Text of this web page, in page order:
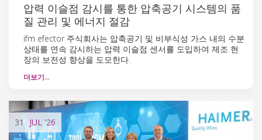
압력 이슬점 감시를 통한 압축공기 시스템의 품
질 관리 및 에너지 절감
ifm efector 주식회사는 압축공기 및 비부식성 가스 내의 수분
상태를 연속 감시하는 압력 이슬점 센서를 도입하여 제조 현
장의 보전성 향상을 도모한다.
더보기…
31 JUL '26